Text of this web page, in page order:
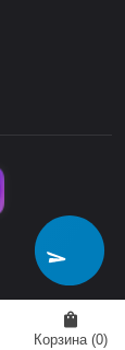
shopping_bag
Корзина (0)